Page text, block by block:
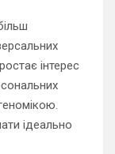
інтерес
ідеально